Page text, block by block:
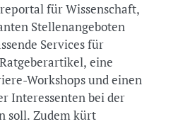
für Wissenschaft,
Stellenangeboten
Services für
eine
Workshops und einen
Interessenten bei der
soll. Zudem kürt